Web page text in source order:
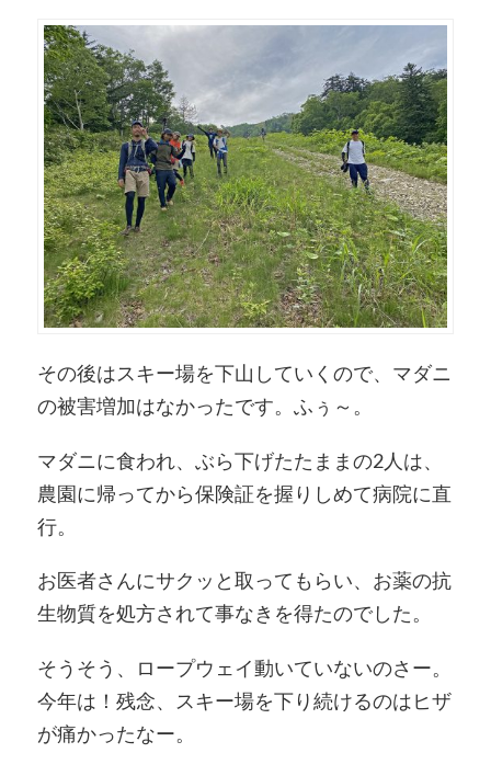
その後はスキー場を下山していくので、マダニ
の被害増加はなかったです。ふぅ～。
マダニに食われ、ぶら下げたたままの2人は、
農園に帰ってから保険証を握りしめて病院に直
行。
お医者さんにサクッと取ってもらい、お薬の抗
生物質を処方されて事なきを得たのでした。
そうそう、ロープウェイ動いていないのさー。
今年は！残念、スキー場を下り続けるのはヒザ
が痛かったなー。